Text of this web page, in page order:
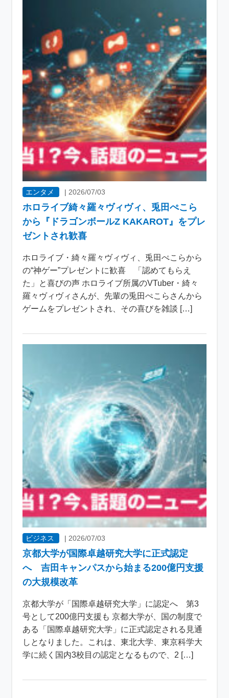
エンタメ |2026/07/03
ホロライブ綺々羅々ヴィヴィ、兎田ぺこら
から『ドラゴンボールZ KAKAROT』をプレ
ゼントされ歓喜
ホロライブ・綺々羅々ヴィヴィ、兎田ぺこらから
の“神ゲー”プレゼントに歓喜 「認めてもらえ
た」と喜びの声 ホロライブ所属のVTuber・綺々
羅々ヴィヴィさんが、先輩の兎田ぺこらさんから
ゲームをプレゼントされ、その喜びを雑談 […]
ビジネス |2026/07/03
京都大学が国際卓越研究大学に正式認定
へ 吉田キャンパスから始まる200億円支援
の大規模改革
京都大学が「国際卓越研究大学」に認定へ 第3
号として200億円支援も 京都大学が、国の制度で
ある「国際卓越研究大学」に正式認定される見通
しとなりました。これは、東北大学、東京科学大
学に続く国内3校目の認定となるもので、2 […]